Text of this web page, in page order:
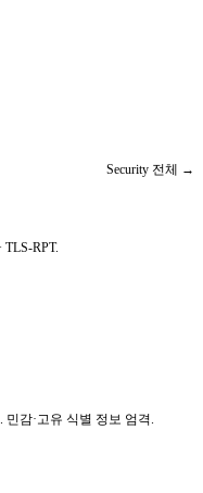
Security 전체 →
RPT.
감·고유 식별 정보 엄격.